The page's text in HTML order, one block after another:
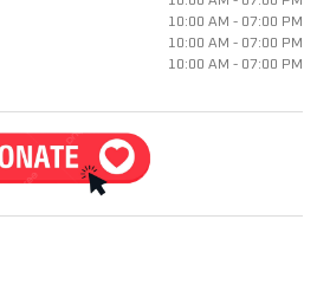
10:00 AM - 07:00 PM
10:00 AM - 07:00 PM
10:00 AM - 07:00 PM